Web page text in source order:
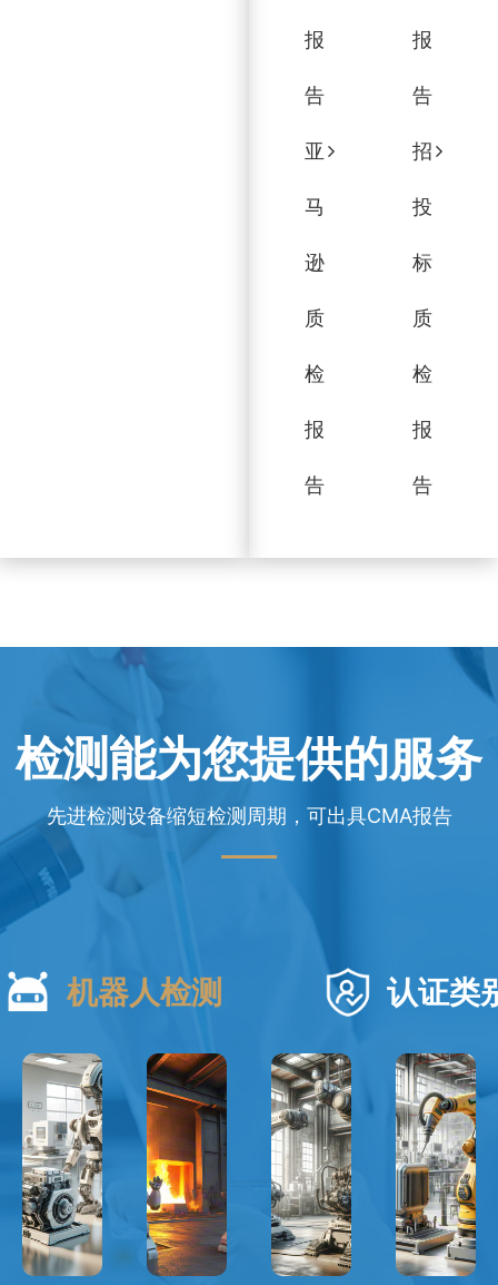
报
告
报
告
亚
马
逊
质
检
报
告
招
投
标
质
检
报
告
检测能为您提供的服务
先进检测设备缩短检测周期，可出具CMA报告
机器人检测 认证类